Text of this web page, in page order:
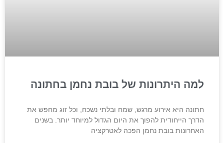
למה היתרונות של בובת נחמן בחתונה
חתונה היא אירוע מרגש, שמח ובלתי נשכח, וכל זוג מחפש את
הדרך הייחודית להפוך את היום הגדול למיוחד יותר. בשנים
האחרונות בובת נחמן הפכה לאטרקציה